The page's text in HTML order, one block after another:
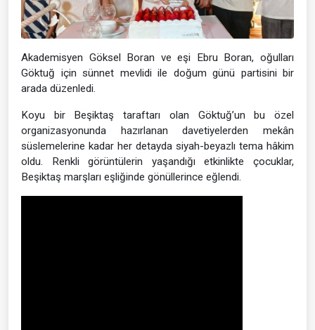
Akademisyen Göksel Boran ve eşi Ebru Boran, oğulları
Göktuğ için sünnet mevlidi ile doğum günü partisini bir
arada düzenledi.
Koyu bir Beşiktaş taraftarı olan Göktuğ’un bu özel
organizasyonunda hazırlanan davetiyelerden mekân
süslemelerine kadar her detayda siyah-beyazlı tema hâkim
oldu. Renkli görüntülerin yaşandığı etkinlikte çocuklar,
Beşiktaş marşları eşliğinde gönüllerince eğlendi.